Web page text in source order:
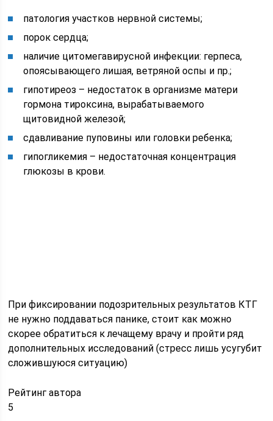
патология участков нервной системы;
порок сердца;
наличие цитомегавирусной инфекции: герпеса,
опоясывающего лишая, ветряной оспы и пр.;
гипотиреоз – недостаток в организме матери
гормона тироксина, вырабатываемого
щитовидной железой;
сдавливание пуповины или головки ребенка;
гипогликемия – недостаточная концентрация
глюкозы в крови.
При фиксировании подозрительных результатов КТГ
не нужно поддаваться панике, стоит как можно
скорее обратиться к лечащему врачу и пройти ряд
дополнительных исследований (стресс лишь усугубит
сложившуюся ситуацию)
Рейтинг автора
5